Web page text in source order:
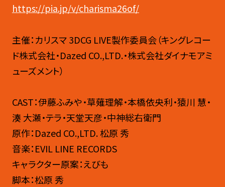
https://pia.jp/v/charisma26of/
主催：カリスマ 3DCG LIVE製作委員会（キングレコー
ド株式会社・Dazed CO.,LTD.・株式会社ダイナモアミ
ューズメント）
CAST：伊藤ふみや・草薙理解・本橋依央利・猿川 慧・
湊 大瀬・テラ・天堂天彦・中神総右衛門
原作：Dazed CO.,LTD. 松原 秀
音楽：EVIL LINE RECORDS
キャラクター原案：えびも
脚本：松原 秀